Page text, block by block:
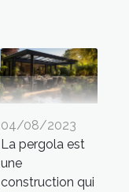
04/08/2023
La pergola est
une
construction qui